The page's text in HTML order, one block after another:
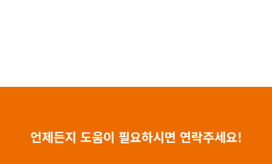
언제든지 도움이 필요하시면 연락주세요!